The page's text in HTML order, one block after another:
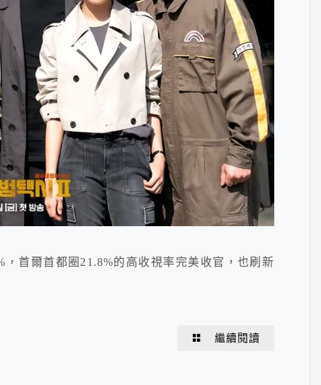
，首爾首都圈21.8%的高收視率完美收官，也刷新
繼續閱讀